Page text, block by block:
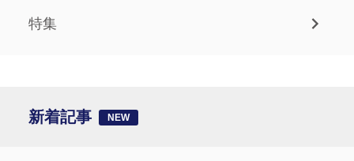
特集
新着記事